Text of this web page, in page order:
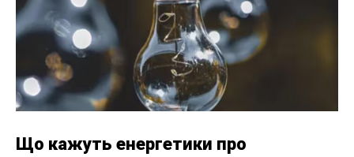
Що кажуть енергетики про